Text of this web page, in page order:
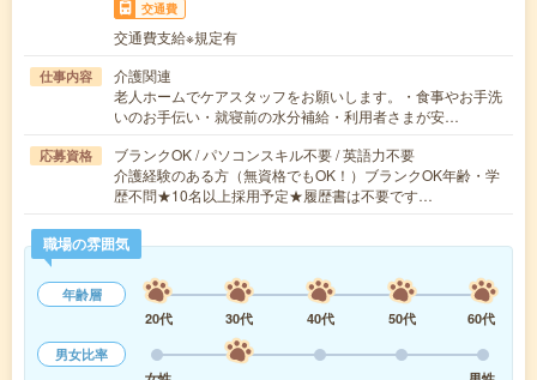
交通費
交通費支給※規定有
仕事内容
介護関連
老人ホームでケアスタッフをお願いします。・食事やお手洗
いのお手伝い・就寝前の水分補給・利用者さまが安…
応募資格
ブランクOK / パソコンスキル不要 / 英語力不要
介護経験のある方（無資格でもOK！）ブランクOK年齢・学
歴不問★10名以上採用予定★履歴書は不要です…
職場の雰囲気
年齢層
20代
30代 40代 50代
60代
男女比率